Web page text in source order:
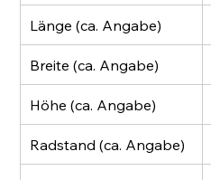
Länge (ca. Angabe)
Breite (ca. Angabe)
Höhe (ca. Angabe)
Radstand (ca. Angabe)